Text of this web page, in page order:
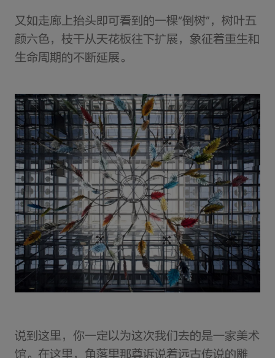
又如走廊上抬头即可看到的一棵“倒树”，树叶五
颜六色，枝干从天花板往下扩展，象征着重生和
生命周期的不断延展。
说到这里，你一定以为这次我们去的是一家美术
馆。在这里，角落里那尊诉说着远古传说的雕